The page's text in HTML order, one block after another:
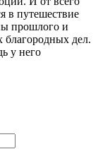
в путешествие
прошлого и
благородных дел.
у него